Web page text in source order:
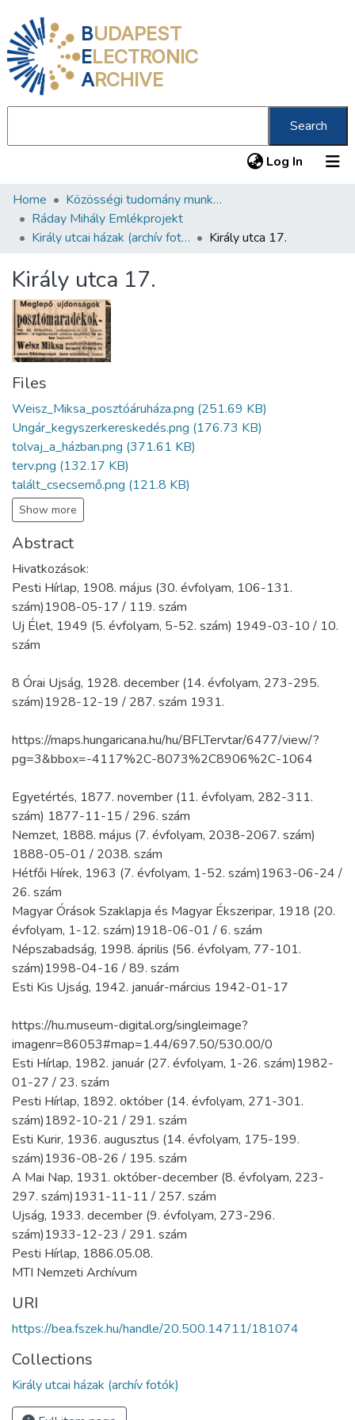
BUDAPEST
ELECTRONIC
ARCHIVE
Search
Log In (current)
Communities & Collections
All of DSpace
About us
Home
Közösségi tudomány munkacsoport
Ráday Mihály Emlékprojekt
Király utcai házak (archív fotók)
Király utca 17.
Király utca 17.
Files
Weisz_Miksa_posztóáruháza.png (251.69 KB)
Ungár_kegyszerkereskedés.png (176.73 KB)
tolvaj_a_házban.png (371.61 KB)
terv.png (132.17 KB)
talált_csecsemő.png (121.8 KB)
Show more
Abstract
Hivatkozások:
Pesti Hírlap, 1908. május (30. évfolyam, 106-131.
szám)1908-05-17 / 119. szám
Uj Élet, 1949 (5. évfolyam, 5-52. szám) 1949-03-10 / 10.
szám
8 Órai Ujság, 1928. december (14. évfolyam, 273-295.
szám)1928-12-19 / 287. szám 1931.
https://maps.hungaricana.hu/hu/BFLTervtar/6477/view/?
pg=3&bbox=-4117%2C-8073%2C8906%2C-1064
Egyetértés, 1877. november (11. évfolyam, 282-311.
szám) 1877-11-15 / 296. szám
Nemzet, 1888. május (7. évfolyam, 2038-2067. szám)
1888-05-01 / 2038. szám
Hétfői Hírek, 1963 (7. évfolyam, 1-52. szám)1963-06-24 /
26. szám
Magyar Órások Szaklapja és Magyar Ékszeripar, 1918 (20.
évfolyam, 1-12. szám)1918-06-01 / 6. szám
Népszabadság, 1998. április (56. évfolyam, 77-101.
szám)1998-04-16 / 89. szám
Esti Kis Ujság, 1942. január-március 1942-01-17
https://hu.museum-digital.org/singleimage?
imagenr=86053#map=1.44/697.50/530.00/0
Esti Hírlap, 1982. január (27. évfolyam, 1-26. szám)1982-
01-27 / 23. szám
Pesti Hírlap, 1892. október (14. évfolyam, 271-301.
szám)1892-10-21 / 291. szám
Esti Kurir, 1936. augusztus (14. évfolyam, 175-199.
szám)1936-08-26 / 195. szám
A Mai Nap, 1931. október-december (8. évfolyam, 223-
297. szám)1931-11-11 / 257. szám
Ujság, 1933. december (9. évfolyam, 273-296.
szám)1933-12-23 / 291. szám
Pesti Hírlap, 1886.05.08.
MTI Nemzeti Archívum
URI
https://bea.fszek.hu/handle/20.500.14711/181074
Collections
Király utcai házak (archív fotók)